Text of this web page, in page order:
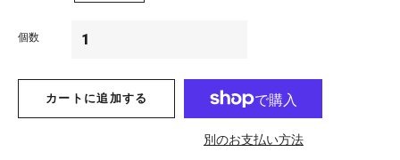
個数
カートに追加する
別のお支払い方法